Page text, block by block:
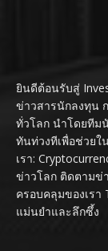
ยินดีต้อนรับสู่
ข่าวสารนักลงทุน
ทั่วโลก นำโดยทีม
ทันท่วงทีเพื่อช่วย
เรา:
ข่าวโลก ติดตามข่
ครอบคลุมของเรา
แม่นยำและลึกซึ้ง